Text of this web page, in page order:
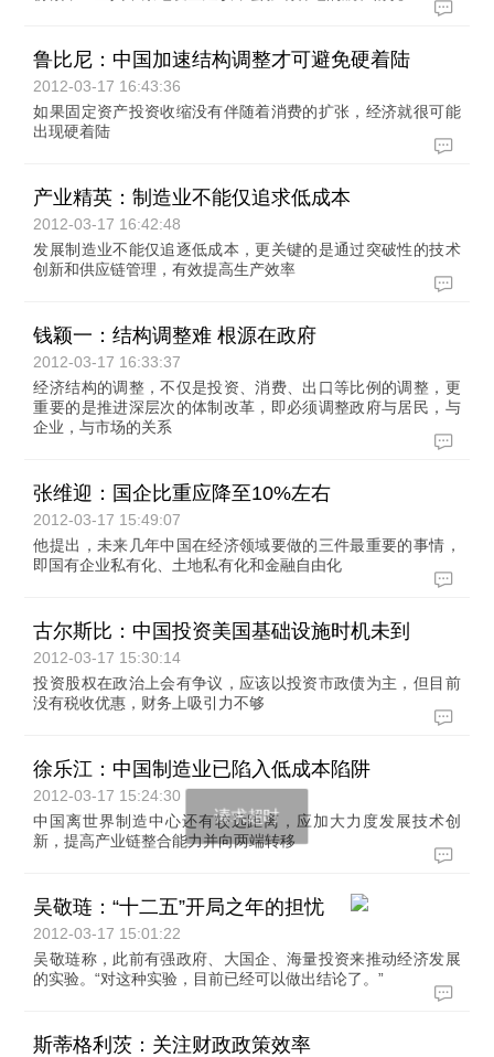
鲁比尼：中国加速结构调整才可避免硬着陆
2012-03-17 16:43:36
如果固定资产投资收缩没有伴随着消费的扩张，经济就很可能
出现硬着陆
产业精英：制造业不能仅追求低成本
2012-03-17 16:42:48
发展制造业不能仅追逐低成本，更关键的是通过突破性的技术
创新和供应链管理，有效提高生产效率
钱颖一：结构调整难 根源在政府
2012-03-17 16:33:37
经济结构的调整，不仅是投资、消费、出口等比例的调整，更
重要的是推进深层次的体制改革，即必须调整政府与居民，与
企业，与市场的关系
张维迎：国企比重应降至10%左右
2012-03-17 15:49:07
他提出，未来几年中国在经济领域要做的三件最重要的事情，
即国有企业私有化、土地私有化和金融自由化
古尔斯比：中国投资美国基础设施时机未到
2012-03-17 15:30:14
投资股权在政治上会有争议，应该以投资市政债为主，但目前
没有税收优惠，财务上吸引力不够
徐乐江：中国制造业已陷入低成本陷阱
2012-03-17 15:24:30
中国离世界制造中心还有较远距离，应加大力度发展技术创
新，提高产业链整合能力并向两端转移
吴敬琏：“十二五”开局之年的担忧
2012-03-17 15:01:22
吴敬琏称，此前有强政府、大国企、海量投资来推动经济发展
的实验。“对这种实验，目前已经可以做出结论了。”
斯蒂格利茨：关注财政政策效率